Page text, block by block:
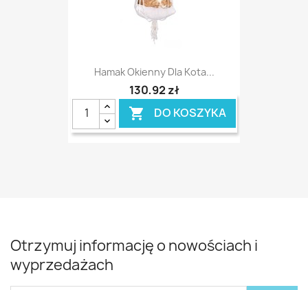
Hamak Okienny Dla Kota...
130,92 zł
 DO KOSZYKA
Otrzymuj informację o nowościach i
wyprzedażach